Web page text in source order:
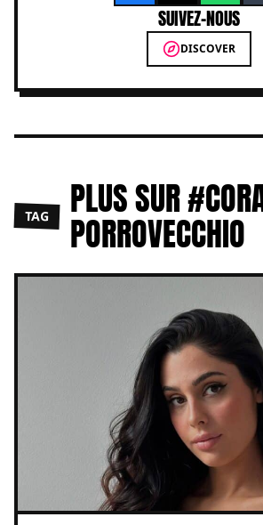
SUIVEZ-NOUS
DISCOVER
TAG PLUS SUR
PORROVECCHIO